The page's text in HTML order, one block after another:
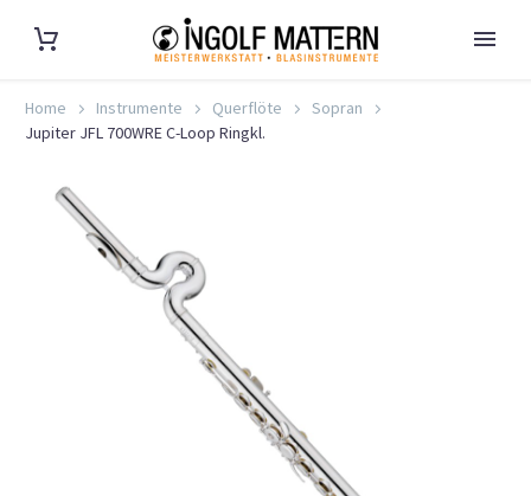
Home Instrumente Querflöte
Sopran
Jupiter JFL 700WRE C-Loop Ringkl.